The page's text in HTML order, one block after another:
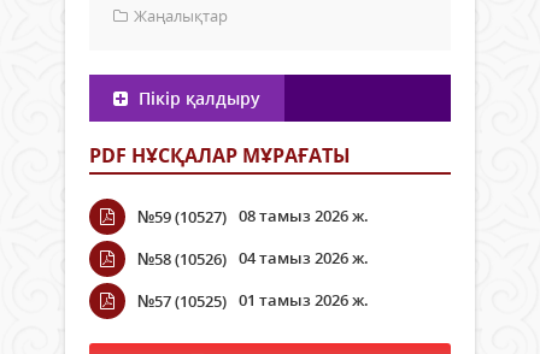
Жаңалықтар
Пікір қалдыру
PDF НҰСҚАЛАР МҰРАҒАТЫ
№59 (10527) 08 тамыз 2026 ж.
№58 (10526) 04 тамыз 2026 ж.
№57 (10525) 01 тамыз 2026 ж.